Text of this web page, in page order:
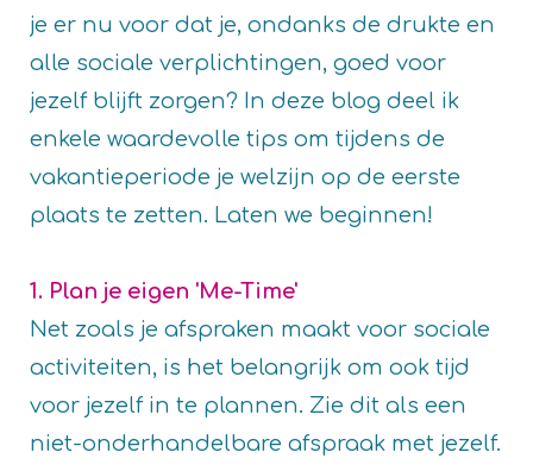
je er nu voor dat je, ondanks de drukte en
alle sociale verplichtingen, goed voor
jezelf blijft zorgen? In deze blog deel ik
enkele waardevolle tips om tijdens de
vakantieperiode je welzijn op de eerste
plaats te zetten. Laten we beginnen!
1. Plan je eigen 'Me-Time'
Net zoals je afspraken maakt voor sociale
activiteiten, is het belangrijk om ook tijd
voor jezelf in te plannen. Zie dit als een
niet-onderhandelbare afspraak met jezelf.